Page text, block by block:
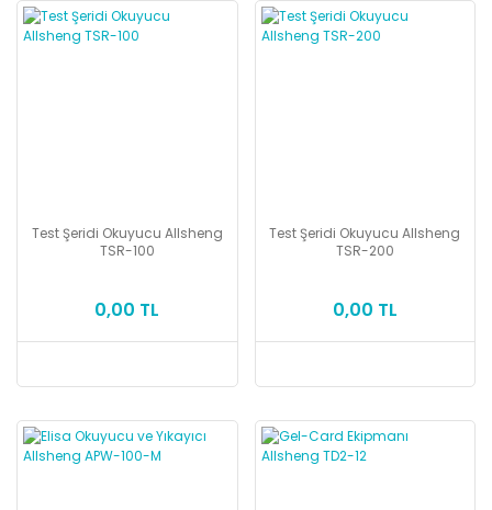
Test Şeridi Okuyucu Allsheng
TSR-100
0,00 TL
Test Şeridi Okuyucu Allsheng
TSR-200
0,00 TL